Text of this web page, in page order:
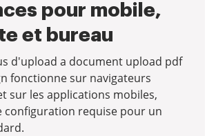
pour mobile,
et bureau
d'upload a document upload pdf
fonctionne sur navigateurs
sur les applications mobiles,
configuration requise pour un